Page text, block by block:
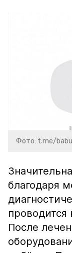
Фото: t.me/
благодаря
проводится
После